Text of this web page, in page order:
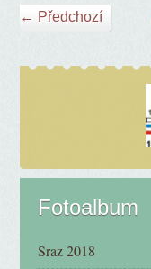
← Předchozí
Fotoalbum
Sraz 2018